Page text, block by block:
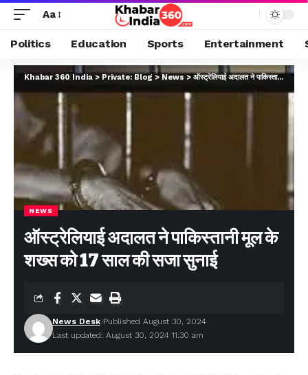
Aa
Politics Education Sports Entertainment
Khabar 360 India > Private: Blog > News > ऑस्ट्रेलियाई अदालत ने पाकिस्तानी मूल के शख्स को 17 साल की सजा सुनाई
NEWS
ऑस्ट्रेलियाई अदालत ने पाकिस्तानी मूल के
शख्स को 17 साल की सजा सुनाई
Last updated: August 30, 2024 11:30 am
News Desk Published August 30, 2024